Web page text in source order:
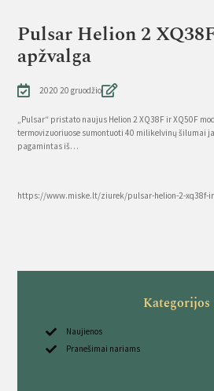
Pulsar Helion 2
apžvalga
2020 20 gruodžio
„Pulsar“ pristato naujus Helion 2 XQ38F ir XQ50F
termovizuoriuose sumontuoti 40 milikelvinų šilumai
pagamintas iš…
https://www.miske.lt/ziurek/pulsar-helion-2-xq38f-
Kategorijos
Naujienos
Pranešimai nariams